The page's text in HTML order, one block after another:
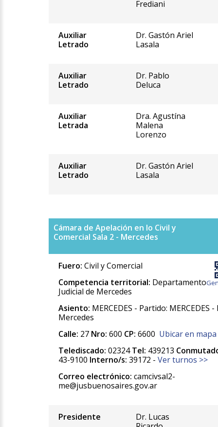
Frediani
Auxiliar
Letrado
Dr. Gastón Ariel
Lasala
Auxiliar
Letrado
Dr. Pablo
Deluca
Auxiliar
Letrada
Dra. Agustína
Malena
Lorenzo
Auxiliar
Letrado
Dr. Gastón Ariel
Lasala
Cámara de Apelación en lo Civil y
Comercial Sala 2 - Mercedes
Fuero: Civil y Comercial
Competencia territorial: Departamento
Judicial de Mercedes
Asiento: MERCEDES - Partido: MERCEDES
Mercedes
Calle: 27 Nro: 600 CP: 6600 Ubicar en mapa
Telediscado: 02324Tel: 439213
43-9100 Interno/s: 39172 - Ver turnos >>
Correo electrónico: camcivsal2-
me@jusbuenosaires.gov.ar
Presidente
Dr. Lucas